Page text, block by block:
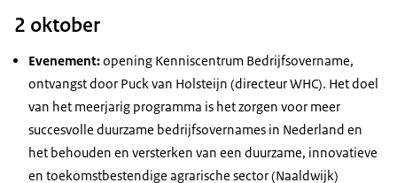
2 oktober
Evenement:opening Kenniscentrum Bedrijfsovername,
ontvangst door Puck van Holsteijn (directeur WHC). Het doel
van het meerjarig programma is het zorgen voor meer
succesvolle duurzame bedrijfsovernames in Nederland en
het behouden en versterken van een duurzame, innovatieve
en toekomstbestendige agrarische sector (Naaldwijk)